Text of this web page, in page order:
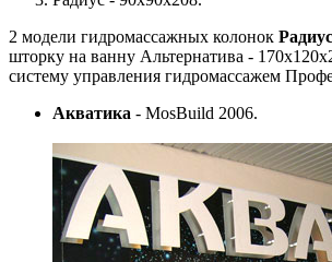
2 модели гидромассажных колонок Радиус
шторку на ванну Альтернатива -
систему управления гидромассажем
Акватика - MosBuild 2006.